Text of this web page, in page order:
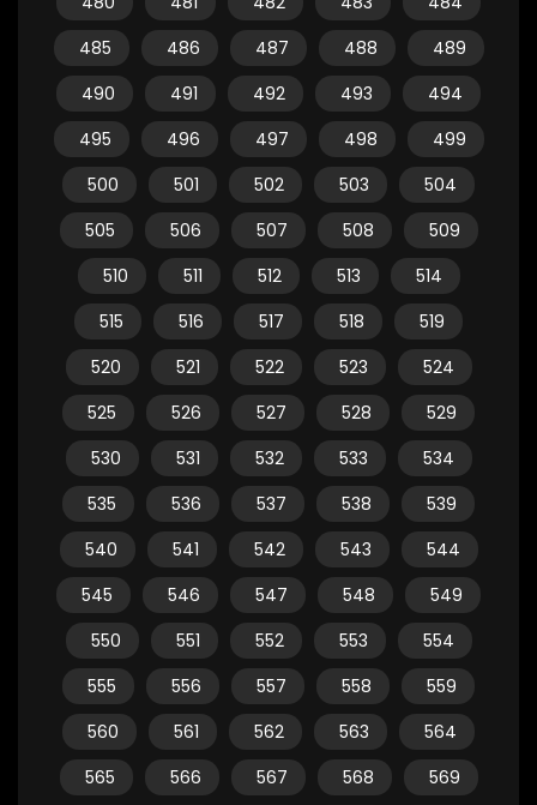
485
486 487 488
489
490
491 492 493
494
495
496 497 498
499
500
501 502 503
504
505
506 507 508
509
510
511 512 513
514
515
516 517 518
519
520
521 522 523
524
525
526 527 528
529
530
531 532 533
534
535
536 537 538
539
540
541 542 543
544
545
546 547 548
549
550
551 552 553
554
555
556 557 558
559
560
561 562 563
564
565
566 567 568
569